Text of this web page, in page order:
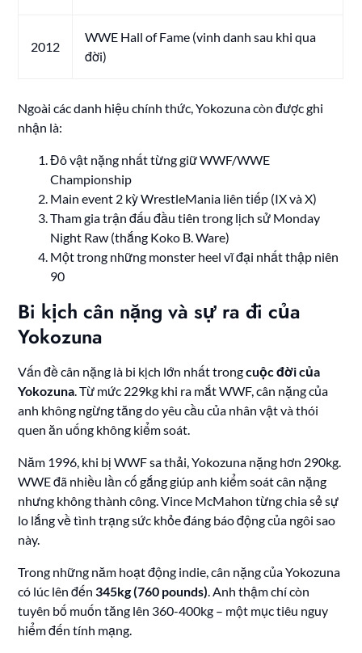
2012
WWE Hall of Fame (vinh danh sau khi qua
đời)
Ngoài các danh hiệu chính thức, Yokozuna còn được ghi
nhận là:
Đô vật nặng nhất từng giữ WWF/WWE
Championship
Main event 2 kỳ WrestleMania liên tiếp (IX và X)
Tham gia trận đấu đầu tiên trong lịch sử Monday
Night Raw (thắng Koko B. Ware)
Một trong những monster heel vĩ đại nhất thập niên
90
Bi kịch cân nặng và sự ra đi của
Yokozuna
Vấn đề cân nặng là bi kịch lớn nhất trongcuộc đời của
Yokozuna . Từ mức 229kg khi ra mắt WWF, cân nặng của
anh không ngừng tăng do yêu cầu của nhân vật và thói
quen ăn uống không kiểm soát.
Năm 1996, khi bị WWF sa thải, Yokozuna nặng hơn 290kg.
WWE đã nhiều lần cố gắng giúp anh kiểm soát cân nặng
nhưng không thành công. Vince McMahon từng chia sẻ sự
lo lắng về tình trạng sức khỏe đáng báo động của ngôi sao
này.
Trong những năm hoạt động indie, cân nặng của Yokozuna
có lúc lên đến 345kg (760 pounds) . Anh thậm chí còn
tuyên bố muốn tăng lên 360-400kg – một mục tiêu nguy
hiểm đến tính mạng.